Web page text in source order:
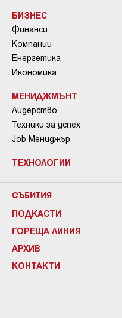
БИЗНЕС
Финанси
Компании
Енергетика
Икономика
МЕНИДЖМЪНТ
Лидерство
Техники за успех
Job Мениджър
ТЕХНОЛОГИИ
СЪБИТИЯ
ПОДКАСТИ
ГОРЕЩА ЛИНИЯ
АРХИВ
КОНТАКТИ